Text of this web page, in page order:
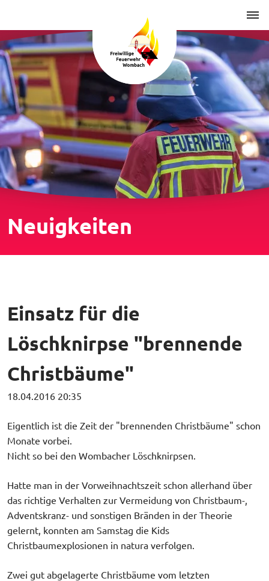
Neuigkeiten
Einsatz für die
Löschknirpse "brennende
Christbäume"
18.04.2016 20:35
Eigentlich ist die Zeit der "brennenden Christbäume" schon
Monate vorbei.
Nicht so bei den Wombacher Löschknirpsen.
Hatte man in der Vorweihnachtszeit schon allerhand über
das richtige Verhalten zur Vermeidung von Christbaum-,
Adventskranz- und sonstigen Bränden in der Theorie
gelernt, konnten am Samstag die Kids
Christbaumexplosionen in natura verfolgen.
Zwei gut abgelagerte Christbäume vom letzten